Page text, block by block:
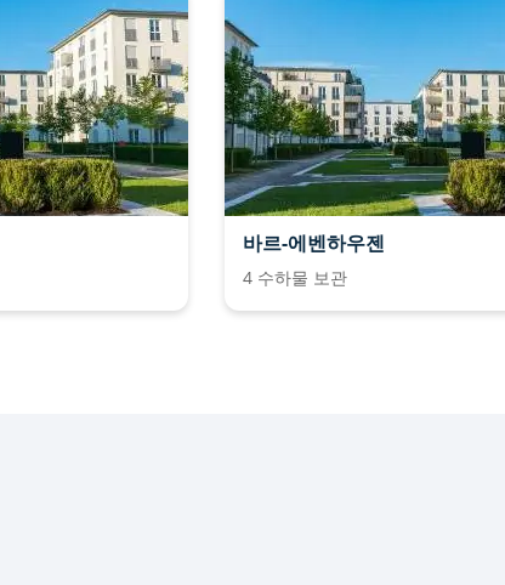
바르-에벤하우젠
4 수하물 보관